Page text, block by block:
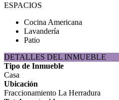
ESPACIOS
Cocina Americana
Lavandería
Patio
DETALLES DEL INMUEBLE
Tipo de Inmueble
Casa
Ubicación
Fraccionamiento La Herradura